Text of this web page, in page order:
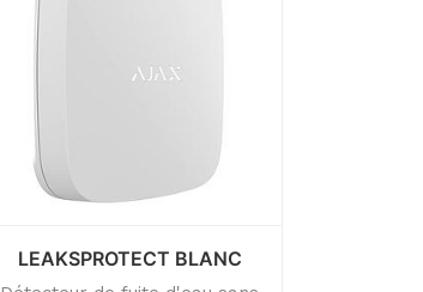
LEAKSPROTECT BLANC